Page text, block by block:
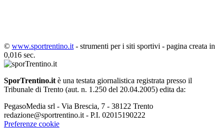
© www.sportrentino.it - strumenti per i siti sportivi - pagina creata in
0,016 sec.
SporTrentino.it è una testata giornalistica registrata presso il
Tribunale di Trento (aut. n. 1.250 del 20.04.2005) edita da:
PegasoMedia srl - Via Brescia, 7 - 38122 Trento
redazione@sportrentino.it - P.I. 02015190222
Preferenze cookie